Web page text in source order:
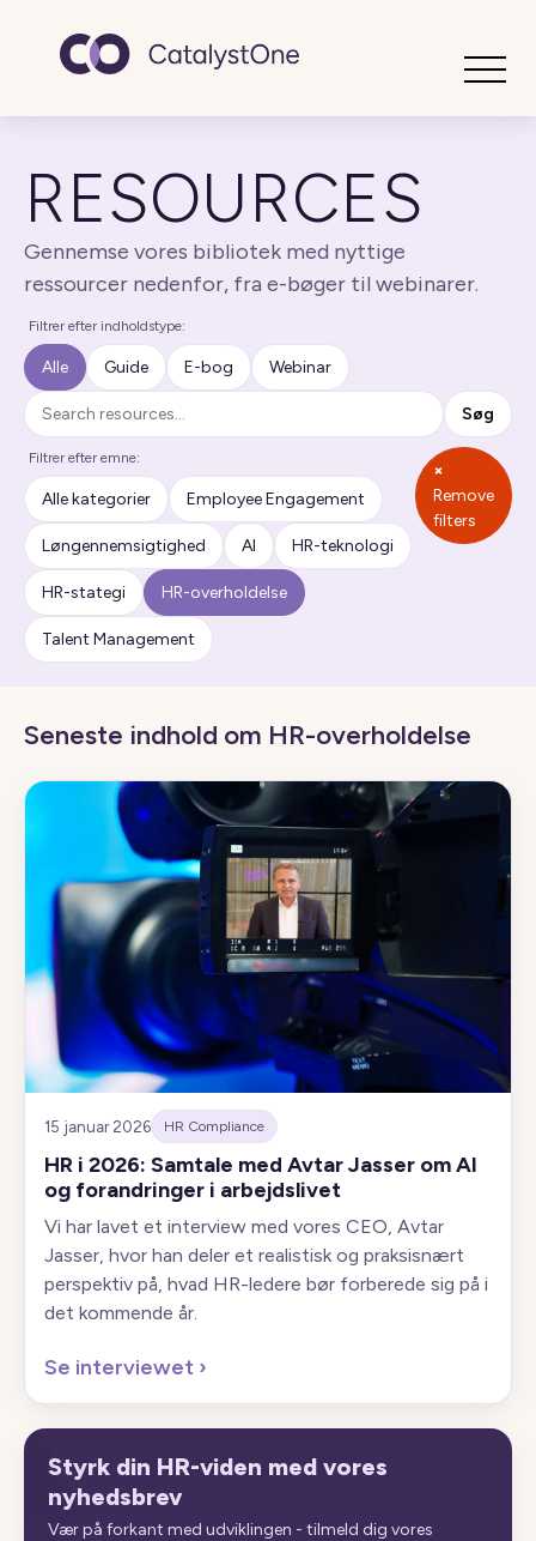
RESOURCES
Gennemse vores bibliotek med nyttige
ressourcer nedenfor, fra e-bøger til webinarer.
Filtrer efter indholdstype:
Alle Guide E-bog Webinar
Søg
Søg
Filtrer efter emne:
Alle kategorier Employee Engagement
Løngennemsigtighed AI HR-teknologi
HR-stategi HR-overholdelse
Talent Management
×
Remove
filters
Seneste indhold om HR-overholdelse
15 januar 2026 HR Compliance
HR i 2026: Samtale med Avtar Jasser om AI
og forandringer i arbejdslivet
Vi har lavet et interview med vores CEO, Avtar
Jasser, hvor han deler et realistisk og praksisnært
perspektiv på, hvad HR-ledere bør forberede sig på i
det kommende år.
Se interviewet ›
Styrk din HR-viden med vores
nyhedsbrev
Vær på forkant med udviklingen - tilmeld dig vores